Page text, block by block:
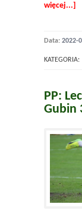
więcej...]
Data: 2022-
KATEGORIA:
PP:
Gubin